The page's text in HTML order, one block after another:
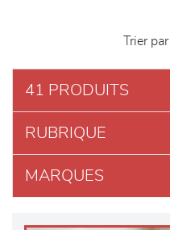
literie
décoration
Trier par
41 PRODUITS
RUBRIQUE
MARQUES